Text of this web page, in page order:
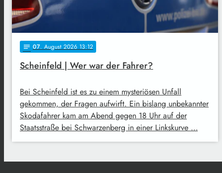
notes 07. August 2026 13:12
Scheinfeld | Wer war der Fahrer?
Bei Scheinfeld ist es zu einem mysteriösen Unfall
gekommen, der Fragen aufwirft. Ein bislang unbekannter
Skodafahrer kam am Abend gegen 18 Uhr auf der
Staatsstraße bei Schwarzenberg in einer Linkskurve …